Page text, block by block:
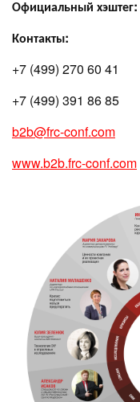
Официальный хэштег:
Контакты:
+7 (499) 270 60 41
+7 (499) 391 86 85
b2b@frc-conf.com
www.b2b.frc-conf.com